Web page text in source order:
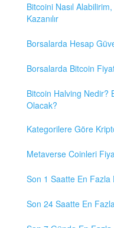
Bitcoini Nasıl Alabilirim,
Kazanılır
Borsalarda Hesap
Borsalarda Bitcoin
Bitcoin Halving Nedir?
Olacak?
Kategorilere Göre
Metaverse Coinleri
Son 1 Saatte En
Son 24 Saatte En